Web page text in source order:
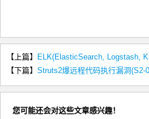
【上篇】
ELK(ElasticSearch, Logstash,
【下篇】 Struts2爆远程代码执行漏洞(S2-
您可能还会对这些文章感兴趣！